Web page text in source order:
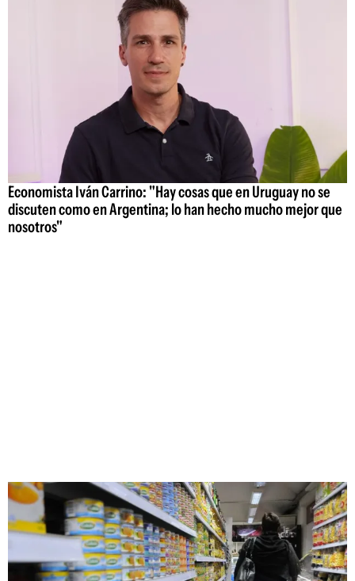
Economista Iván Carrino: "Hay cosas que en Uruguay no se
discuten como en Argentina; lo han hecho mucho mejor que
nosotros"